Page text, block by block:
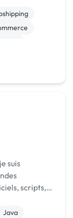
suis
scripts,
l'expérience
Java